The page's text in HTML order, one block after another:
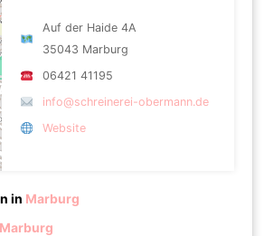
Auf der Haide 4A
35043 Marburg
06421 41195
info@schreinerei-obermann.de
Website
in Marburg